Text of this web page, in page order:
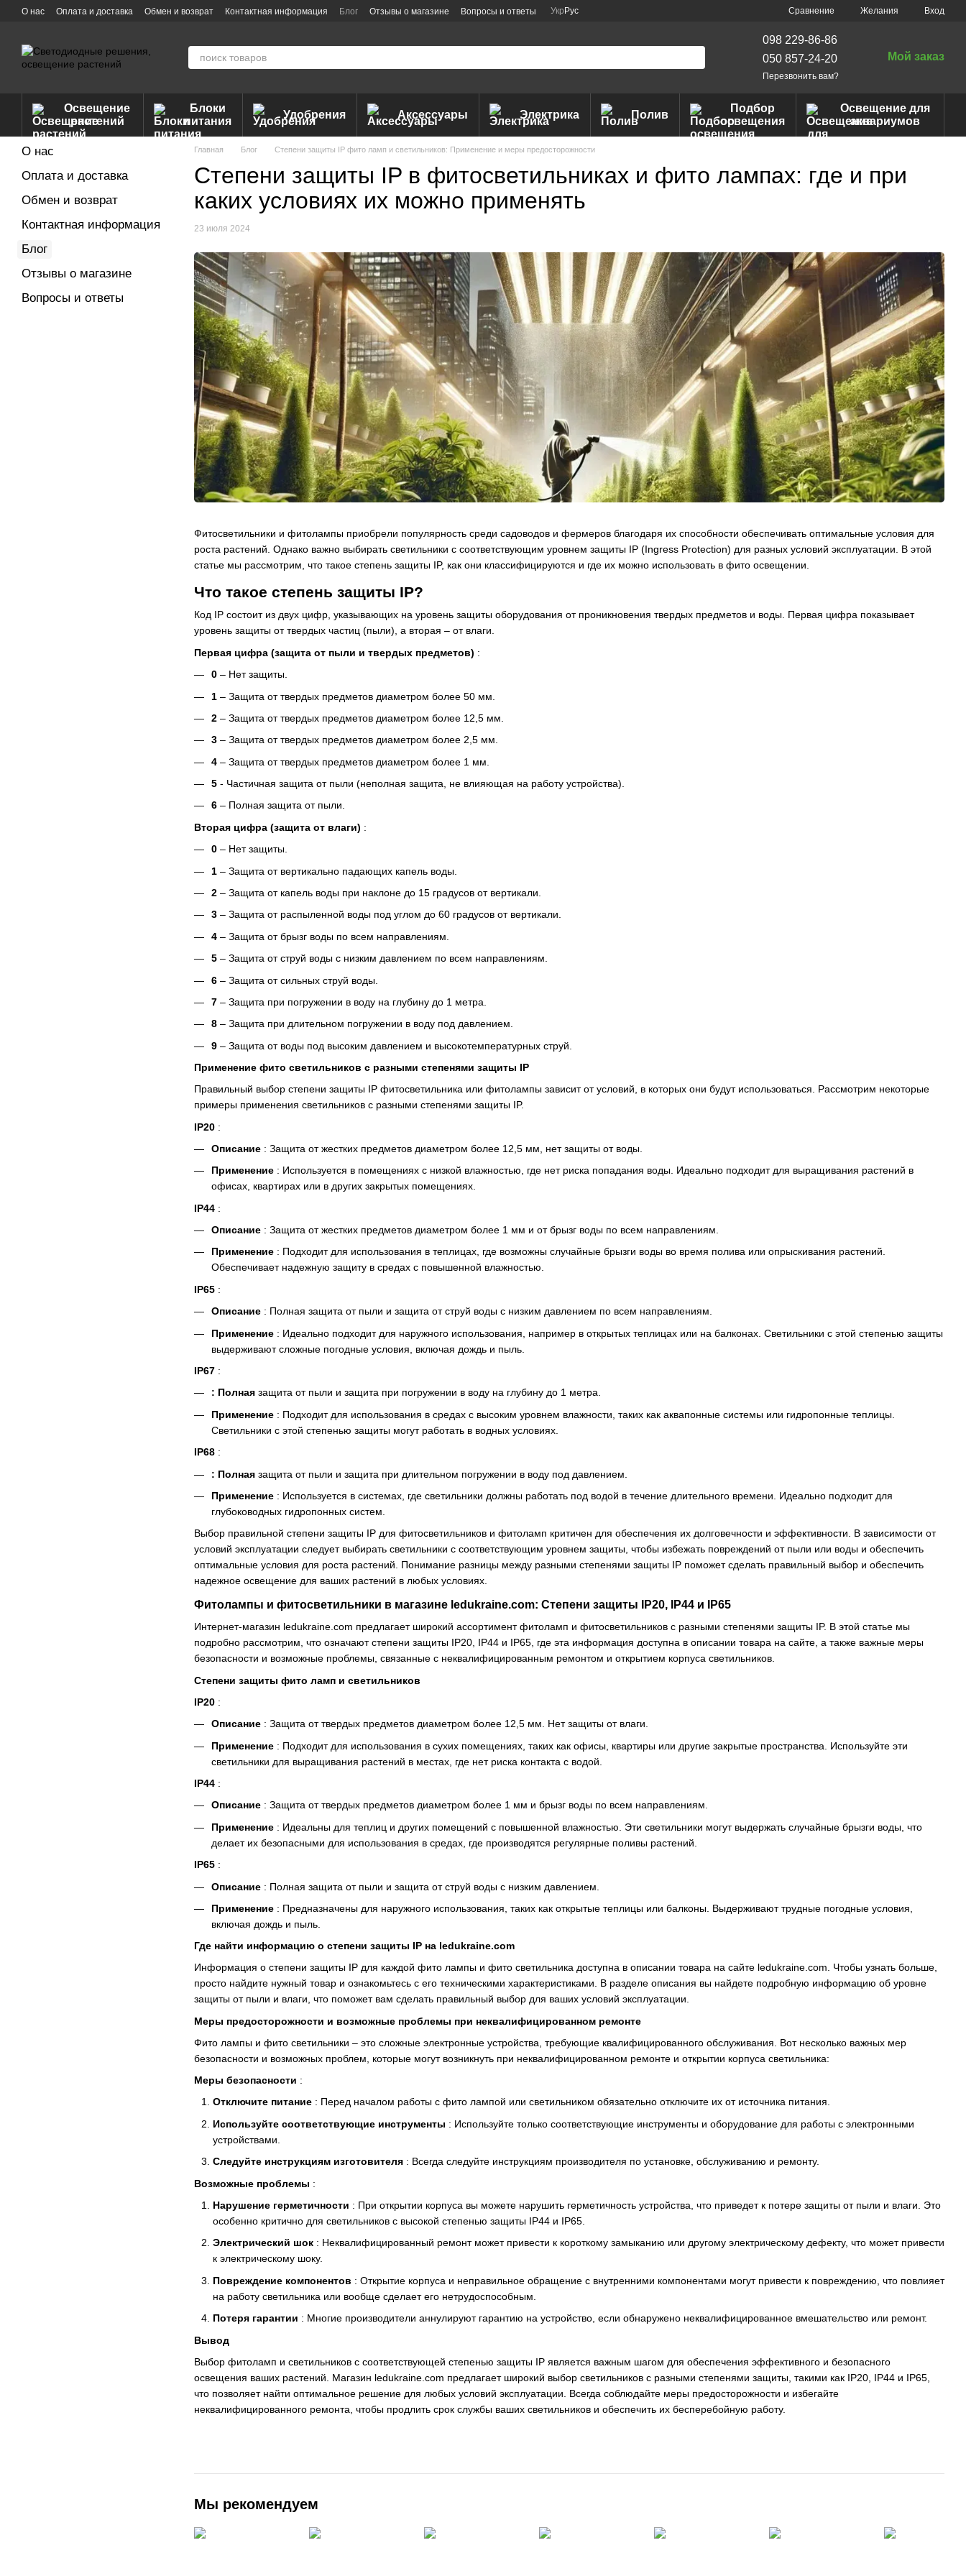
Перейти к основному контенту
О нас Оплата и доставка Обмен и возврат Контактная информация Блог Отзывы о магазине Вопросы и ответы Укр Рус Сравнение Желания Вход
098 229-86-86
050 857-24-20
Перезвонить вам?
Мой заказ
Освещение
растений
Блоки
питания
Удобрения Аксессуары Электрика Полив
Подбор
освещения
Освещение для
аквариумов
Главная Блог Степени защиты IP фито ламп и светильников: Применение и меры предосторожности
Степени защиты IP в фитосветильниках и фито лампах: где и при
каких условиях их можно применять
23 июля 2024
Фитосветильники и фитолампы приобрели популярность среди садоводов и фермеров благодаря их способности обеспечивать оптимальные условия для
роста растений. Однако важно выбирать светильники с соответствующим уровнем защиты IP (Ingress Protection) для разных условий эксплуатации. В этой
статье мы рассмотрим, что такое степень защиты IP, как они классифицируются и где их можно использовать в фито освещении.
Что такое степень защиты IP?
Код IP состоит из двух цифр, указывающих на уровень защиты оборудования от проникновения твердых предметов и воды. Первая цифра показывает
уровень защиты от твердых частиц (пыли), а вторая – от влаги.
Первая цифра (защита от пыли и твердых предметов) :
0 – Нет защиты.
1 – Защита от твердых предметов диаметром более 50 мм.
2 – Защита от твердых предметов диаметром более 12,5 мм.
3 – Защита от твердых предметов диаметром более 2,5 мм.
4 – Защита от твердых предметов диаметром более 1 мм.
5 - Частичная защита от пыли (неполная защита, не влияющая на работу устройства).
6 – Полная защита от пыли.
Вторая цифра (защита от влаги) :
0 – Нет защиты.
1 – Защита от вертикально падающих капель воды.
2 – Защита от капель воды при наклоне до 15 градусов от вертикали.
3 – Защита от распыленной воды под углом до 60 градусов от вертикали.
4 – Защита от брызг воды по всем направлениям.
5 – Защита от струй воды с низким давлением по всем направлениям.
6 – Защита от сильных струй воды.
7 – Защита при погружении в воду на глубину до 1 метра.
8 – Защита при длительном погружении в воду под давлением.
9 – Защита от воды под высоким давлением и высокотемпературных струй.
Применение фито светильников с разными степенями защиты IP
Правильный выбор степени защиты IP фитосветильника или фитолампы зависит от условий, в которых они будут использоваться. Рассмотрим некоторые
примеры применения светильников с разными степенями защиты IP.
IP20 :
Описание : Защита от жестких предметов диаметром более 12,5 мм, нет защиты от воды.
Применение : Используется в помещениях с низкой влажностью, где нет риска попадания воды. Идеально подходит для выращивания растений в
офисах, квартирах или в других закрытых помещениях.
IP44 :
Описание : Защита от жестких предметов диаметром более 1 мм и от брызг воды по всем направлениям.
Применение : Подходит для использования в теплицах, где возможны случайные брызги воды во время полива или опрыскивания растений.
Обеспечивает надежную защиту в средах с повышенной влажностью.
IP65 :
Описание : Полная защита от пыли и защита от струй воды с низким давлением по всем направлениям.
Применение : Идеально подходит для наружного использования, например в открытых теплицах или на балконах. Светильники с этой степенью защиты
выдерживают сложные погодные условия, включая дождь и пыль.
IP67 :
: Полная защита от пыли и защита при погружении в воду на глубину до 1 метра.
Применение : Подходит для использования в средах с высоким уровнем влажности, таких как аквапонные системы или гидропонные теплицы.
Светильники с этой степенью защиты могут работать в водных условиях.
IP68 :
: Полная защита от пыли и защита при длительном погружении в воду под давлением.
Применение : Используется в системах, где светильники должны работать под водой в течение длительного времени. Идеально подходит для
глубоководных гидропонных систем.
Выбор правильной степени защиты IP для фитосветильников и фитоламп критичен для обеспечения их долговечности и эффективности. В зависимости от
условий эксплуатации следует выбирать светильники с соответствующим уровнем защиты, чтобы избежать повреждений от пыли или воды и обеспечить
оптимальные условия для роста растений. Понимание разницы между разными степенями защиты IP поможет сделать правильный выбор и обеспечить
надежное освещение для ваших растений в любых условиях.
Фитолампы и фитосветильники в магазине ledukraine.com: Степени защиты IP20, IP44 и IP65
Интернет-магазин ledukraine.com предлагает широкий ассортимент фитоламп и фитосветильников с разными степенями защиты IP. В этой статье мы
подробно рассмотрим, что означают степени защиты IP20, IP44 и IP65, где эта информация доступна в описании товара на сайте, а также важные меры
безопасности и возможные проблемы, связанные с неквалифицированным ремонтом и открытием корпуса светильников.
Степени защиты фито ламп и светильников
IP20 :
Описание : Защита от твердых предметов диаметром более 12,5 мм. Нет защиты от влаги.
Применение : Подходит для использования в сухих помещениях, таких как офисы, квартиры или другие закрытые пространства. Используйте эти
светильники для выращивания растений в местах, где нет риска контакта с водой.
IP44 :
Описание : Защита от твердых предметов диаметром более 1 мм и брызг воды по всем направлениям.
Применение : Идеальны для теплиц и других помещений с повышенной влажностью. Эти светильники могут выдержать случайные брызги воды, что
делает их безопасными для использования в средах, где производятся регулярные поливы растений.
IP65 :
Описание : Полная защита от пыли и защита от струй воды с низким давлением.
Применение : Предназначены для наружного использования, таких как открытые теплицы или балконы. Выдерживают трудные погодные условия,
включая дождь и пыль.
Где найти информацию о степени защиты IP на ledukraine.com
Информация о степени защиты IP для каждой фито лампы и фито светильника доступна в описании товара на сайте ledukraine.com. Чтобы узнать больше,
просто найдите нужный товар и ознакомьтесь с его техническими характеристиками. В разделе описания вы найдете подробную информацию об уровне
защиты от пыли и влаги, что поможет вам сделать правильный выбор для ваших условий эксплуатации.
Меры предосторожности и возможные проблемы при неквалифицированном ремонте
Фито лампы и фито светильники – это сложные электронные устройства, требующие квалифицированного обслуживания. Вот несколько важных мер
безопасности и возможных проблем, которые могут возникнуть при неквалифицированном ремонте и открытии корпуса светильника:
Меры безопасности :
Отключите питание : Перед началом работы с фито лампой или светильником обязательно отключите их от источника питания.
Используйте соответствующие инструменты : Используйте только соответствующие инструменты и оборудование для работы с электронными
устройствами.
Следуйте инструкциям изготовителя : Всегда следуйте инструкциям производителя по установке, обслуживанию и ремонту.
Возможные проблемы :
Нарушение герметичности : При открытии корпуса вы можете нарушить герметичность устройства, что приведет к потере защиты от пыли и влаги. Это
особенно критично для светильников с высокой степенью защиты IP44 и IP65.
Электрический шок : Неквалифицированный ремонт может привести к короткому замыканию или другому электрическому дефекту, что может привести
к электрическому шоку.
Повреждение компонентов : Открытие корпуса и неправильное обращение с внутренними компонентами могут привести к повреждению, что повлияет
на работу светильника или вообще сделает его нетрудоспособным.
Потеря гарантии : Многие производители аннулируют гарантию на устройство, если обнаружено неквалифицированное вмешательство или ремонт.
Вывод
Выбор фитоламп и светильников с соответствующей степенью защиты IP является важным шагом для обеспечения эффективного и безопасного
освещения ваших растений. Магазин ledukraine.com предлагает широкий выбор светильников с разными степенями защиты, такими как IP20, IP44 и IP65,
что позволяет найти оптимальное решение для любых условий эксплуатации. Всегда соблюдайте меры предосторожности и избегайте
неквалифицированного ремонта, чтобы продлить срок службы ваших светильников и обеспечить их бесперебойную работу.
Мы рекомендуем
О нас
Оплата и доставка
Обмен и возврат
Контактная информация
Блог
Отзывы о магазине
Вопросы и ответы